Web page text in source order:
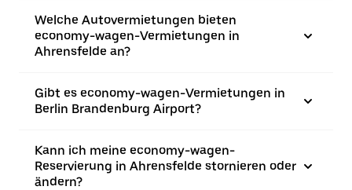
Welche Autovermietungen bieten
economy-wagen-Vermietungen in
Ahrensfelde an?
Gibt es economy-wagen-Vermietungen in
Berlin Brandenburg Airport?
Kann ich meine economy-wagen-
Reservierung in Ahrensfelde stornieren oder
ändern?